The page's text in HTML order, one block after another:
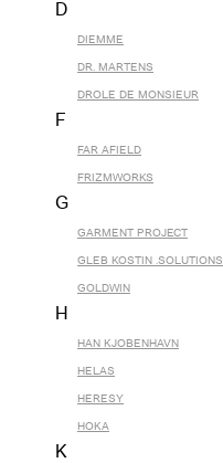
D
DIEMME
DR. MARTENS
DROLE DE MONSIEUR
F
FAR AFIELD
FRIZMWORKS
G
GARMENT PROJECT
GLEB KOSTIN .SOLUTIONS
GOLDWIN
H
HAN KJOBENHAVN
HELAS
HERESY
HOKA
K